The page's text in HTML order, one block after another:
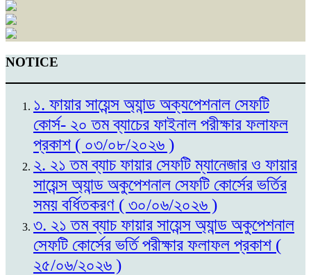
NOTICE
১. ফায়ার সায়েন্স অ্যান্ড অক্যপেশনাল সেফটি
কোর্স- ২০ তম ব্যাচের ফাইনাল পরীক্ষার ফলাফল
প্রকাশ ( ০৩/০৮/২০২৬ )
২. ২১ তম ব্যাচ ফায়ার সেফটি ম্যানেজার ও ফায়ার
সায়েন্স অ্যান্ড অকুপেশনাল সেফটি কোর্সের ভর্তির
সময় বর্ধিতকরণ ( ৩০/০৬/২০২৬ )
৩. ২১ তম ব্যাচ ফায়ার সায়েন্স অ্যান্ড অকুপেশনাল
সেফটি কোর্সের ভর্তি পরীক্ষার ফলাফল প্রকাশ (
২৫/০৬/২০২৬ )